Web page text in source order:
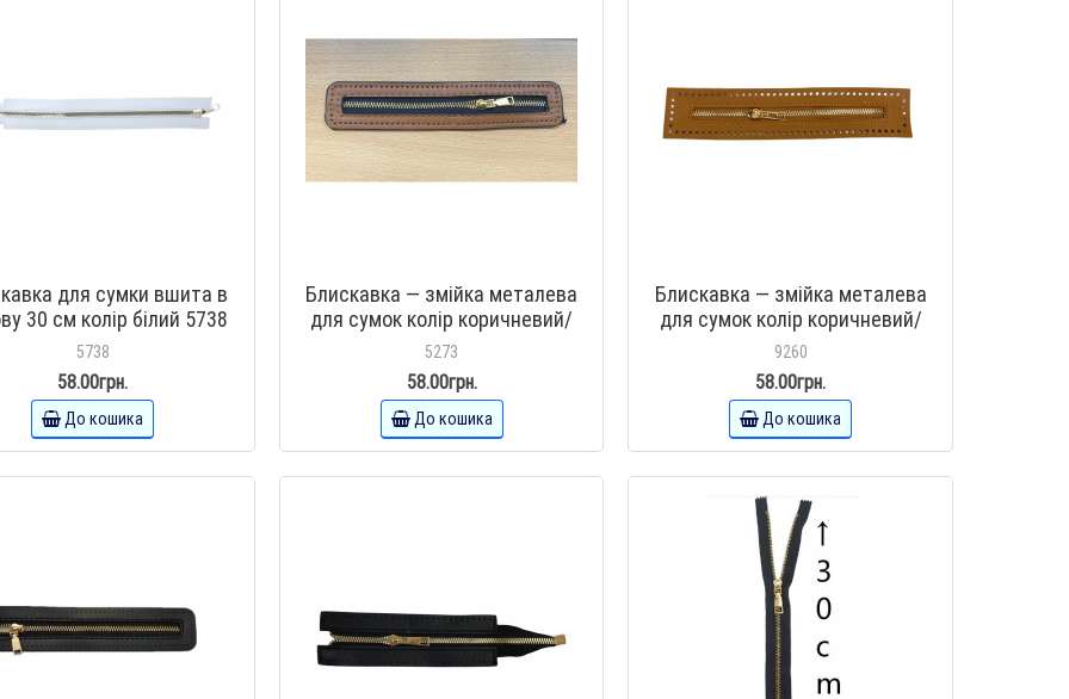
для сумки вшита в
30 см колір білий 5738
5738
58.00грн.
До кошика
Блискавка — змійка металева
для сумок колір коричневий/
золото шкірозамінників з
отворами 15 см
5273
58.00грн.
До кошика
Блискавка — змійка металева
для сумок колір коричневий/
золото шкірозамінників з
отворами 21 см
9260
58.00грн.
До кошика